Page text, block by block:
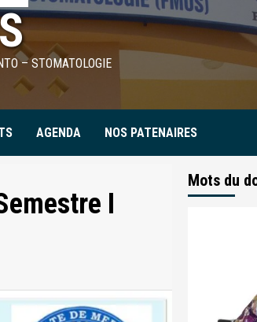
– STOMATOLOGIE
AGENDA NOS PATENAIRES
I
Mots du